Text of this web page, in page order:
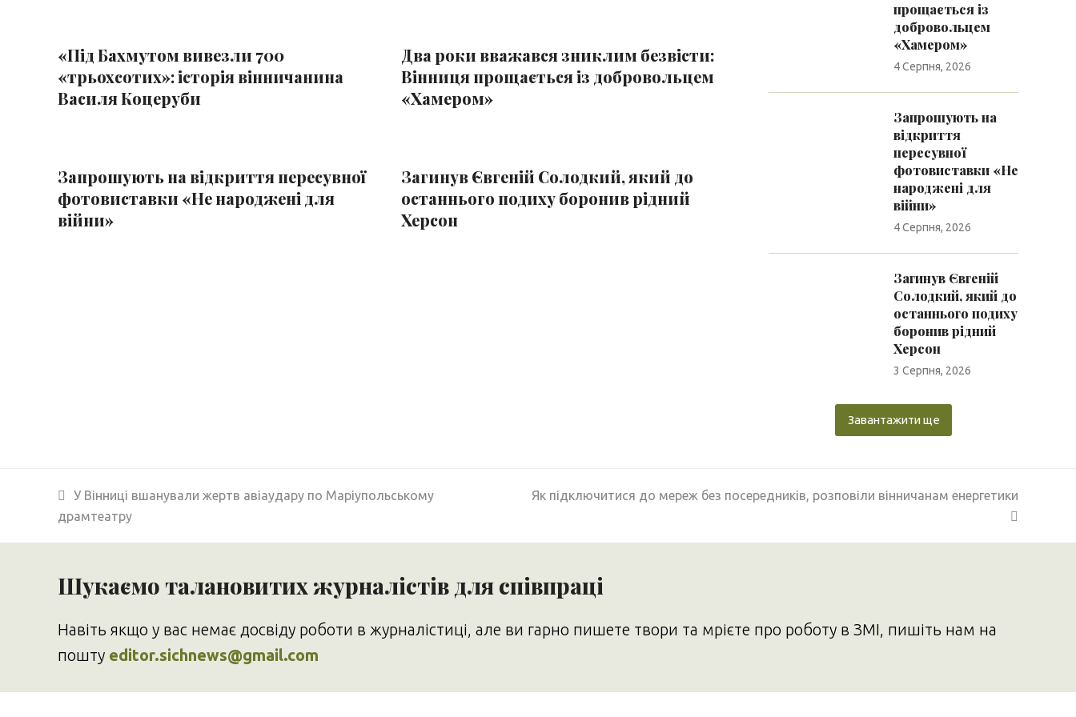
«Під Бахмутом вивезли 700
«трьохсотих»: історія вінничанина
Василя Коцеруби
Два роки вважався зниклим безвісти:
Вінниця прощається із добровольцем
«Хамером»
Запрошують на відкриття пересувної
фотовиставки «Не народжені для
війни»
Загинув Євгеній Солодкий, який до
останнього подиху боронив рідний
Херсон
прощається із
добровольцем
«Хамером»
4 Серпня, 2026
Запрошують на
відкриття
пересувної
фотовиставки «Не
народжені для
війни»
4 Серпня, 2026
Загинув Євгеній
Солодкий, який до
останнього подиху
боронив рідний
Херсон
3 Серпня, 2026
Завантажити ще
previous
post:
У Вінниці вшанували жертв авіаудару по Маріупольському
драмтеатру
next
Як підключитися до мереж без посередників, розповіли вінничанам енергетики
Шукаємо талановитих журналістів для співпраці
Навіть якщо у вас немає досвіду роботи в журналістиці, але ви гарно пишете твори та мрієте про роботу в ЗМІ, пишіть нам на
пошту editor.sichnews@gmail.com